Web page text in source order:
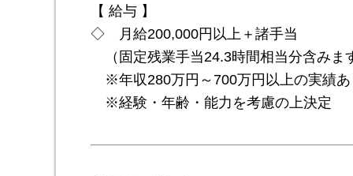
【 給与 】
◇ 月給200,000円以上＋諸手当
（固定残業手当24.3時間相当分含みま
※年収280万円～700万円以上の実績あ
※経験・年齢・能力を考慮の上決定